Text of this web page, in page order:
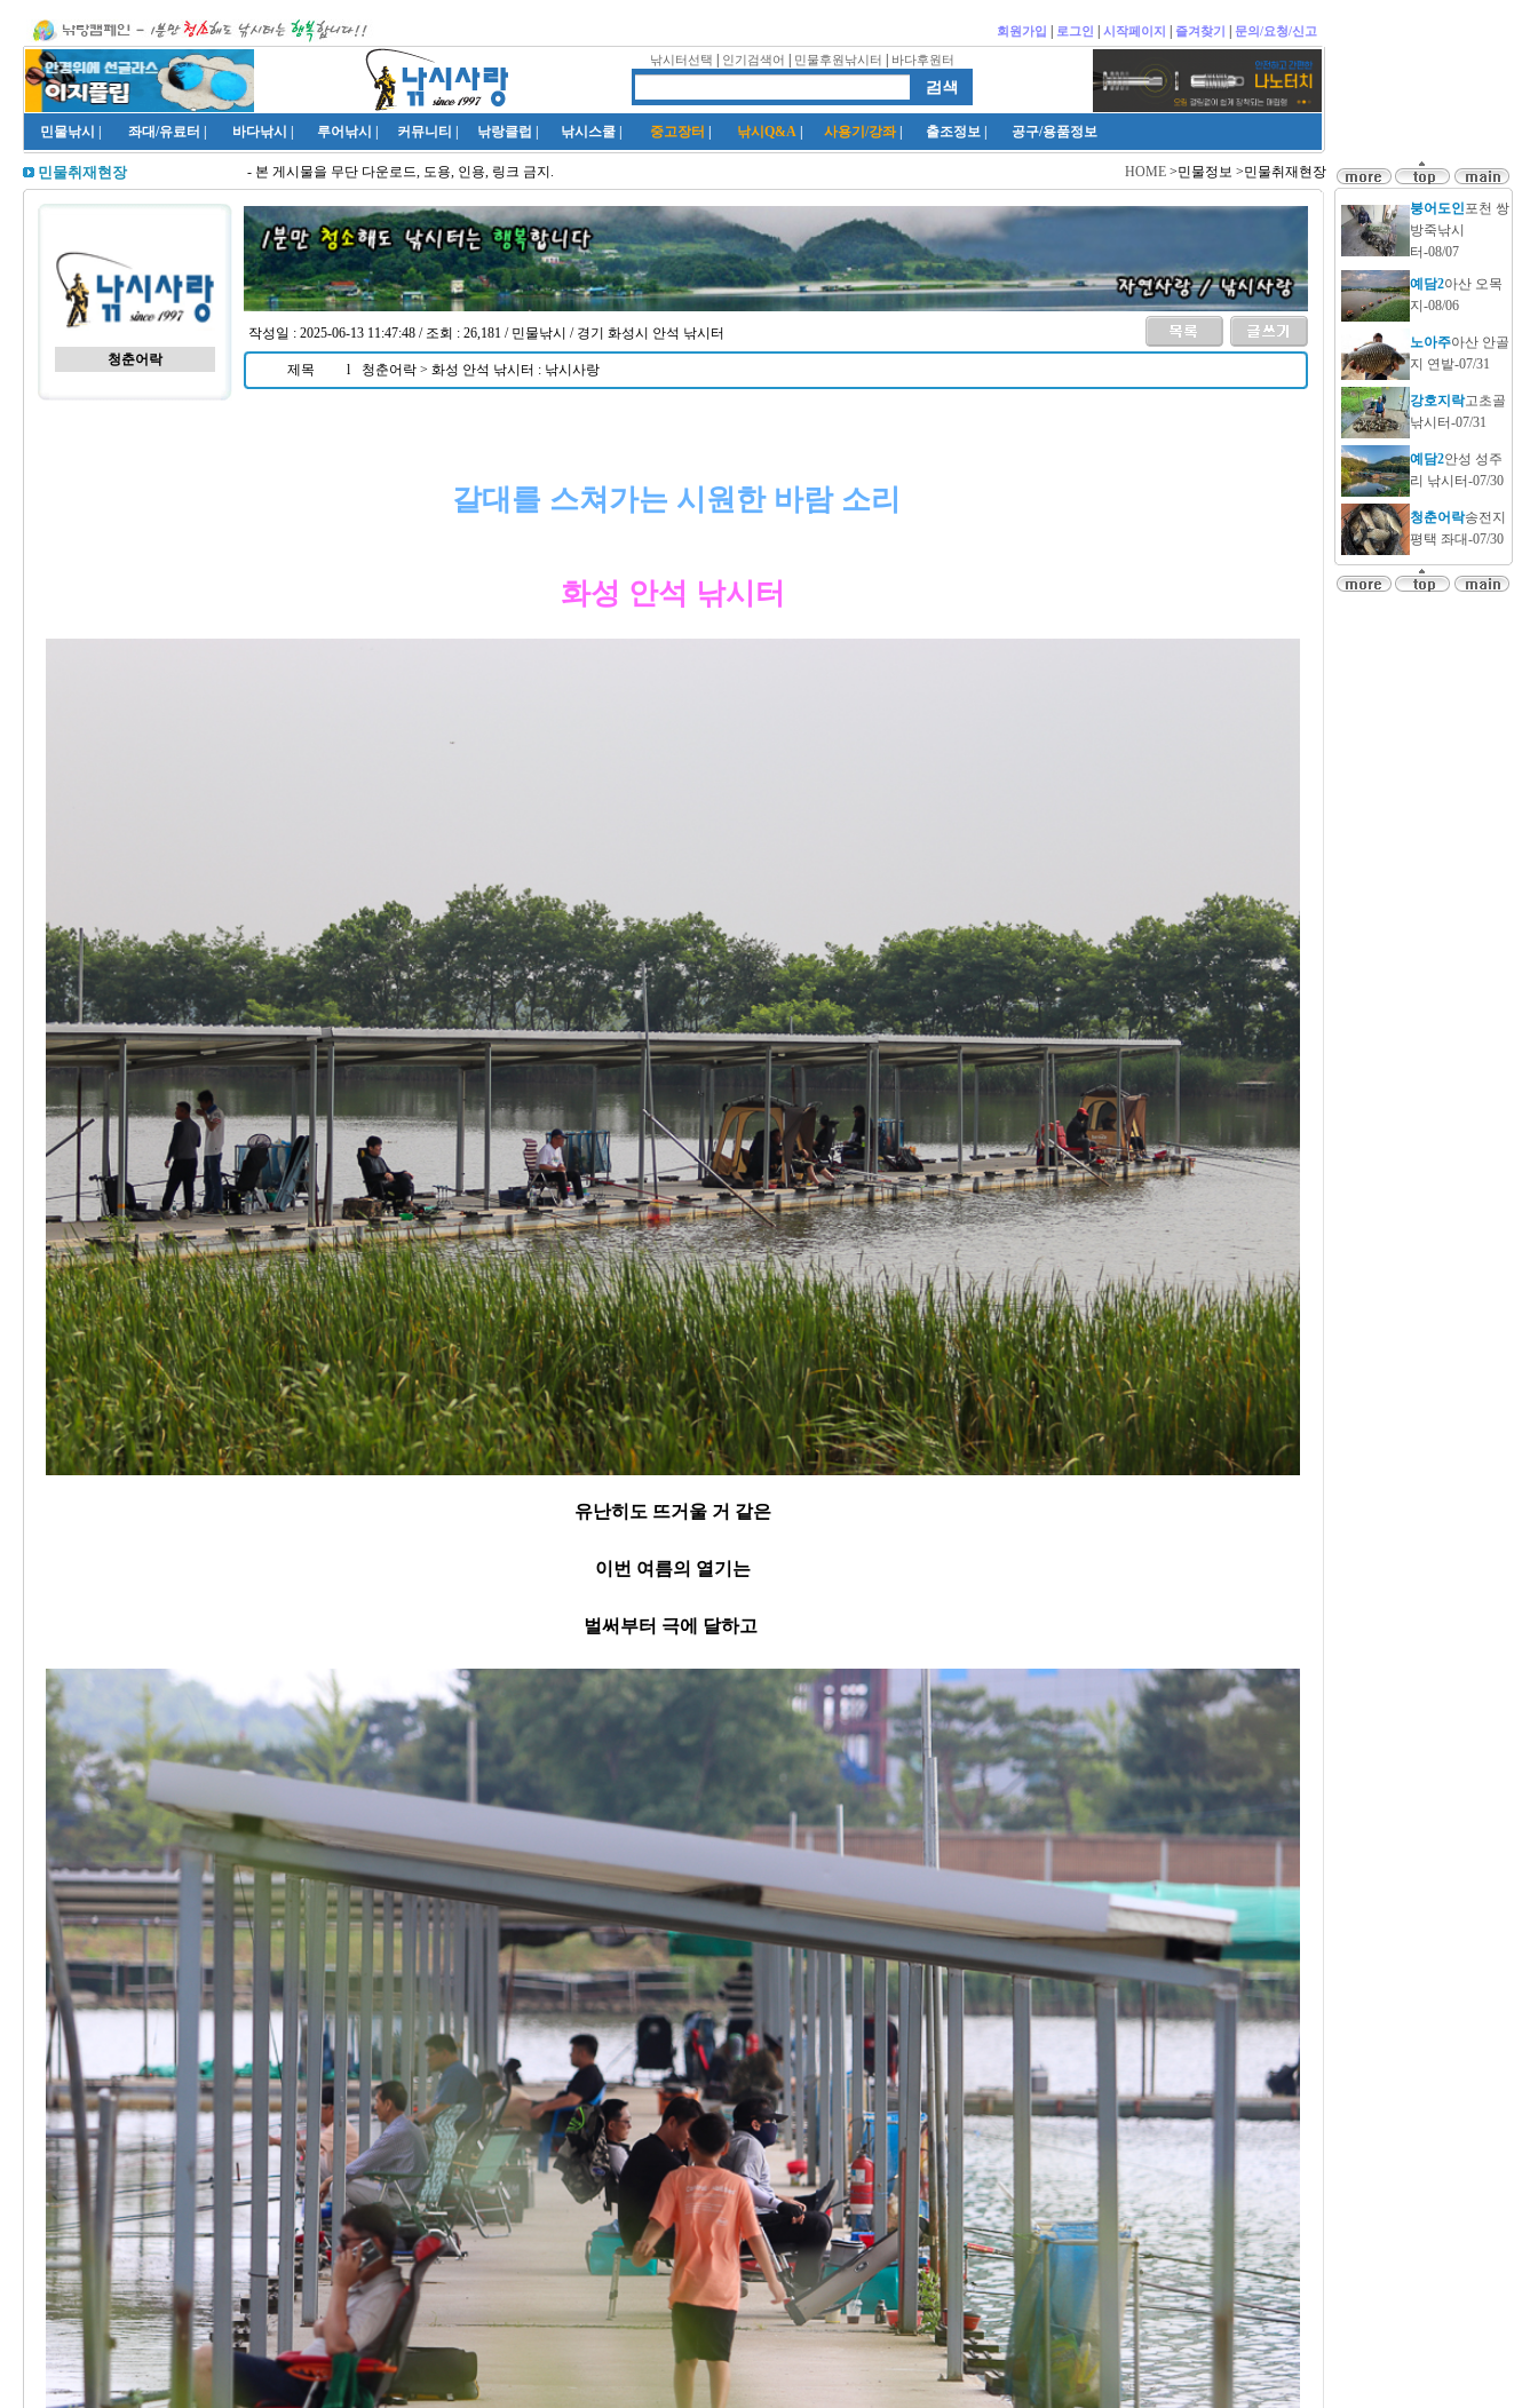
회원가입 로그인 시작페이지 즐겨찾기 문의/요청/신고
낚시터선택 인기검색어 민물후원낚시터 바다후원터
민물낚시 좌대/유료터 바다낚시 루어낚시 커뮤니티 낚랑클럽 낚시스쿨 중고장터 낚시Q&A 사용기/강좌 출조정보 공구/용품정보
민물취재현장 - 본 게시물을 무단 다운로드, 도용, 인용, 링크 금지. HOME>민물정보 >민물취재현장
청춘어락
작성일 : 2025-06-13 11:47:48 / 조회 : 26,181 / 민물낚시 / 경기 화성시 안석 낚시터
제목 l 청춘어락 > 화성 안석 낚시터 : 낚시사랑
갈대를 스쳐가는 시원한 바람 소리
화성 안석 낚시터
유난히도 뜨거울 거 같은
이번 여름의 열기는
벌써부터 극에 달하고
붕어도인포천 쌍
방죽낚시
터-08/07
예담2아산 오목
지-08/06
노아주아산 안골
지 연밭-07/31
강호지락고초골
낚시터-07/31
예담2안성 성주
리 낚시터-07/30
청춘어락송전지
평택 좌대-07/30